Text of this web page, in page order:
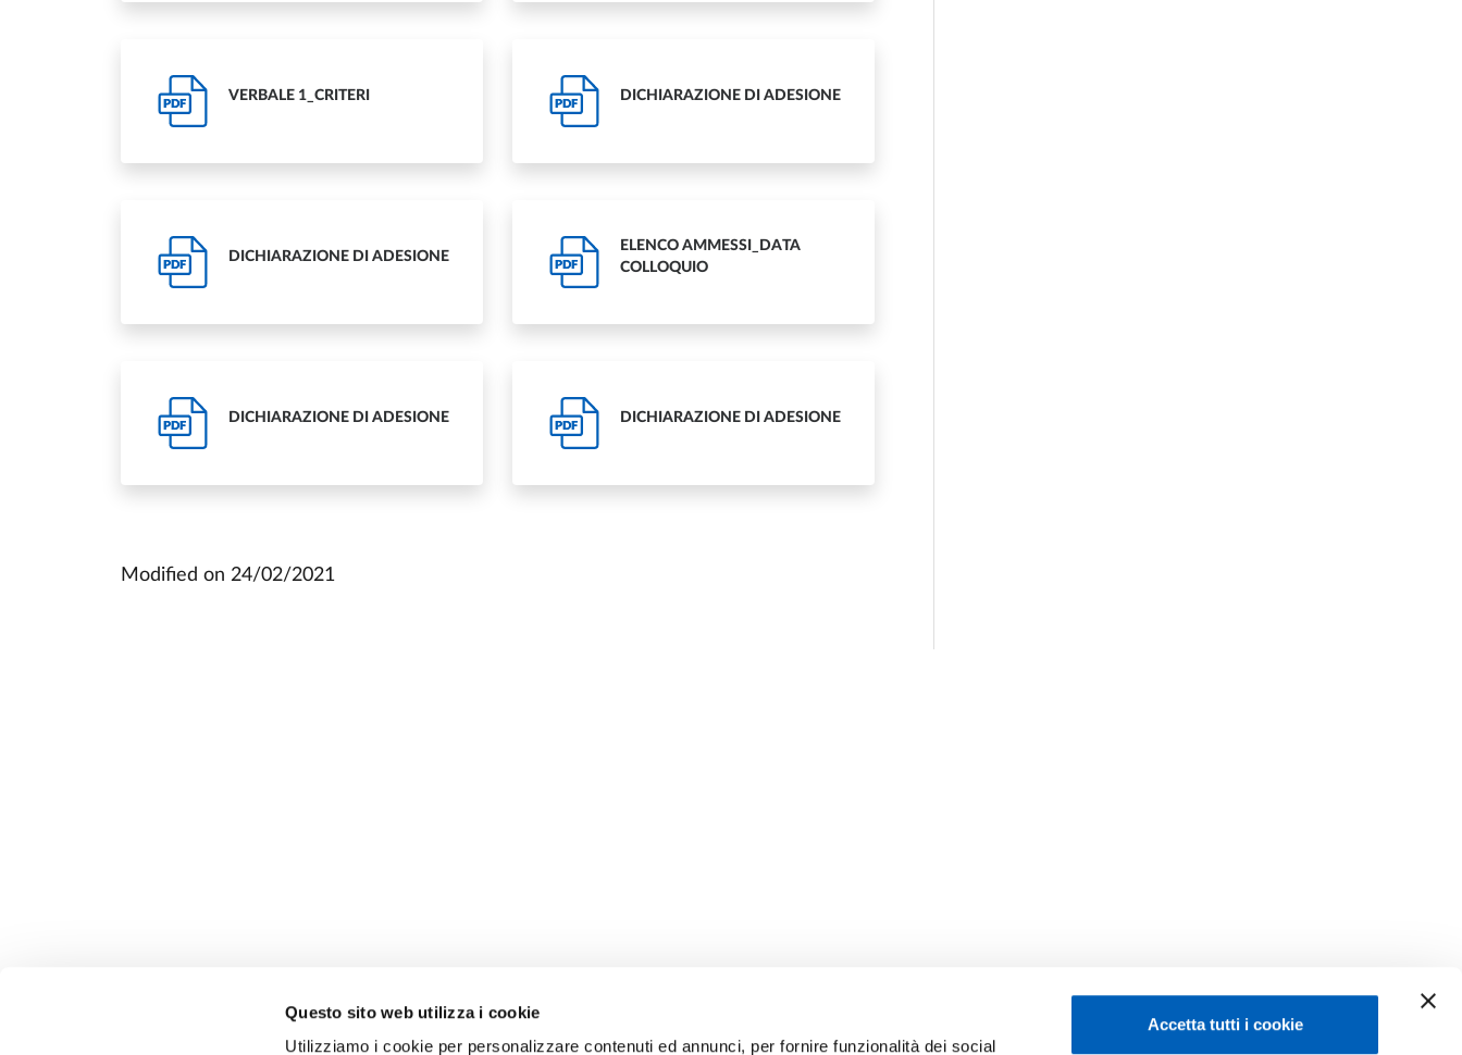
Questo sito web utilizza i cookie
Utilizziamo i cookie per personalizzare contenuti ed annunci, per fornire funzionalità dei social
Accetta tutti i cookie
PDF
VERBALE 1_CRITERI
PDF
DICHIARAZIONE DI ADESIONE
PDF
DICHIARAZIONE DI ADESIONE
PDF
ELENCO AMMESSI_DATA
COLLOQUIO
PDF
DICHIARAZIONE DI ADESIONE
PDF
DICHIARAZIONE DI ADESIONE
Modified on 24/02/2021